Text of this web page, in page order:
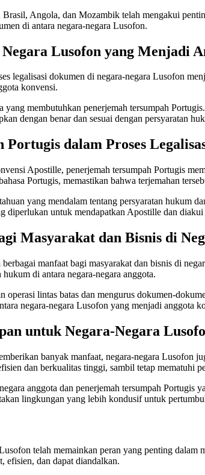
Angola, dan Mozambik telah mengakui
di antara negara-negara Lusofon.
Lusofon yang Menjadi
legalisasi dokumen di negara-negara Lusofon
konvensi.
membutuhkan penerjemah tersumpah
dengan benar dan sesuai dengan persyaratan
Portugis dalam Proses
Apostille, penerjemah tersumpah Portugis
Portugis, memastikan bahwa terjemahan
yang mendalam tentang persyaratan
diperlukan untuk mendapatkan Apostille dan diakui
Masyarakat dan Bisnis di
manfaat bagi masyarakat dan bisnis di
di antara negara-negara anggota.
operasi lintas batas dan mengurus dokumen-
negara-negara Lusofon yang menjadi anggota
untuk Negara-Negara
banyak manfaat, negara-negara Lusofon
dan berkualitas tinggi, sambil tetap mematuhi
anggota dan penerjemah tersumpah
lingkungan yang lebih kondusif untuk
telah memainkan peran yang penting
efisien, dan dapat diandalkan.